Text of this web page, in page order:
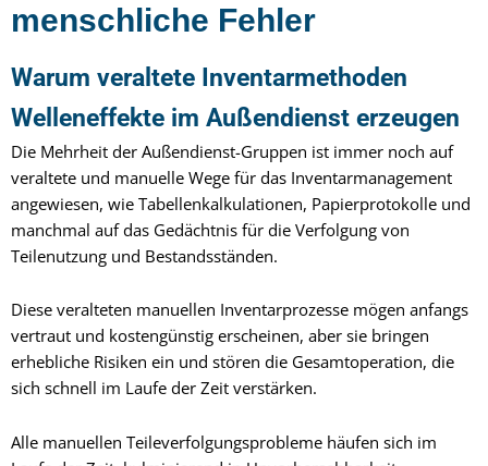
menschliche Fehler
Warum veraltete Inventarmethoden
Welleneffekte im Außendienst erzeugen
Die Mehrheit der Außendienst-Gruppen ist immer noch auf
veraltete und manuelle Wege für das Inventarmanagement
angewiesen, wie Tabellenkalkulationen, Papierprotokolle und
manchmal auf das Gedächtnis für die Verfolgung von
Teilenutzung und Bestandsständen.
Diese veralteten manuellen Inventarprozesse mögen anfangs
vertraut und kostengünstig erscheinen, aber sie bringen
erhebliche Risiken ein und stören die Gesamtoperation, die
sich schnell im Laufe der Zeit verstärken.
Alle manuellen Teileverfolgungsprobleme häufen sich im